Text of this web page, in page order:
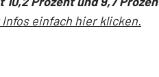
einfach hier klicken.